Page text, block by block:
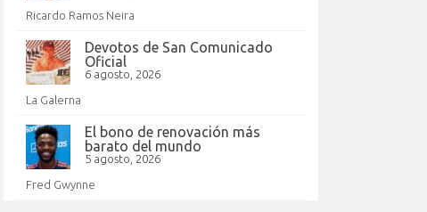
Ricardo Ramos Neira
Devotos de San Comunicado
Oficial
6 agosto, 2026
La Galerna
El bono de renovación más
barato del mundo
5 agosto, 2026
Fred Gwynne